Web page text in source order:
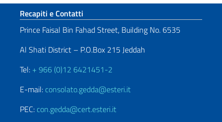
Sezione footer
Recapiti e Contatti
Prince Faisal Bin Fahad Street, Building No. 6535
Al Shati District – P.O.Box 215 Jeddah
Tel: + 966 (0)12 6421451-2
E-mail: consolato.gedda@esteri.it
PEC: con.gedda@cert.esteri.it